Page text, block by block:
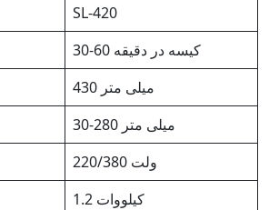
SL-420
30-60 کیسه در دقیقه
430 میلی متر
30-280 میلی متر
220/380 ولت
1.2 کیلووات